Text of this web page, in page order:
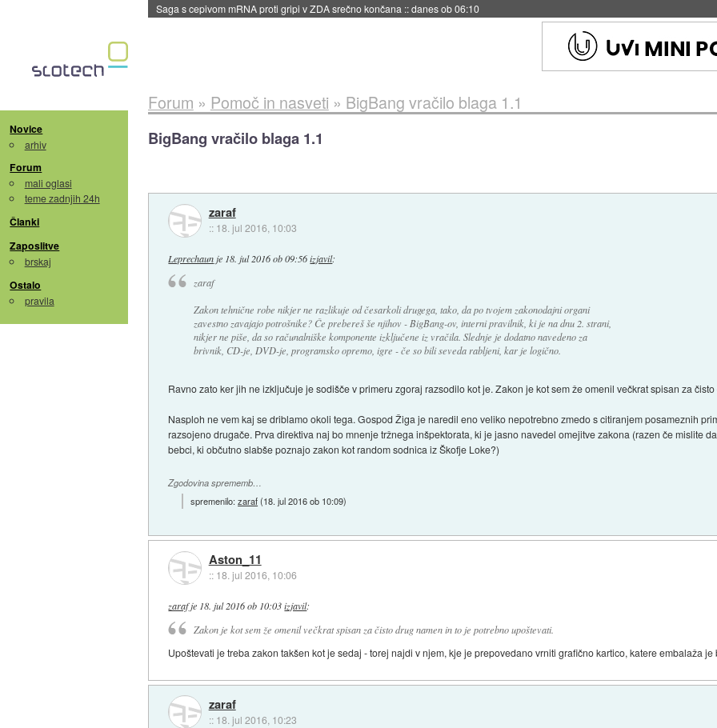
BMW v vozilih začel predvajati reklame::danes ob 06:09
Novice
arhiv
Forum
mali oglasi
teme zadnjih 24h
Članki
Zaposlitve
brskaj
Ostalo
pravila
Forum » Pomoč in nasveti » BigBang vračilo blaga 1.1
BigBang vračilo blaga 1.1
zaraf
:: 18. jul 2016, 10:03
Leprechaun je 18. jul 2016 ob 09:56 izjavil:
zaraf
Zakon tehnične robe nikjer ne razlikuje od česarkoli drugega, tako, da po tvojem zakonodajni organi
zavestno zavajajo potrošnike? Če prebereš še njihov - BigBang-ov, interni pravilnik, ki je na dnu 2. strani,
nikjer ne piše, da so računalniške komponente izključene iz vračila. Slednje je dodatno navedeno za
brivnik, CD-je, DVD-je, programsko opremo, igre - če so bili seveda rabljeni, kar je logično.
Ravno zato ker jih ne izključuje je sodišče v primeru zgoraj razsodilo kot je. Zakon je kot sem že omenil večkrat spisan za
Nasploh ne vem kaj se driblamo okoli tega. Gospod Žiga je naredil eno veliko nepotrebno zmedo s citiranjem posameznih
razsojeno drugače. Prva direktiva naj bo mnenje tržnega inšpektorata, ki je jasno navedel omejitve zakona (razen če mislite
bebci, ki občutno slabše poznajo zakon kot random sodnica iz Škofje Loke?)
Zgodovina sprememb…
spremenilo:zaraf(18. jul 2016 ob 10:09)
Aston_11
:: 18. jul 2016, 10:06
zarafje 18. jul 2016 ob 10:03 izjavil:
Zakon je kot sem že omenil večkrat spisan za čisto drug namen in to je potrebno upoštevati.
Upoštevati je treba zakon takšen kot je sedaj - torej najdi v njem, kje je prepovedano vrniti grafično kartico, katere embalaža je
zaraf
:: 18. jul 2016, 10:23